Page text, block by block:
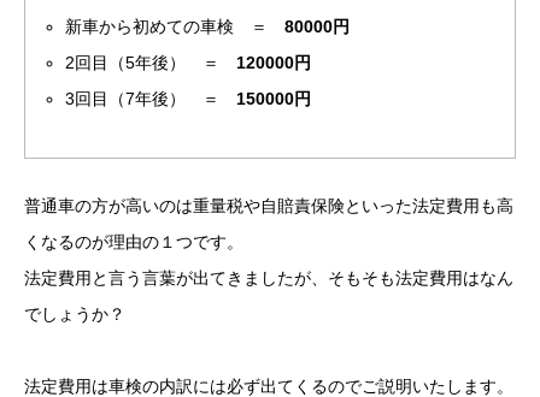
新車から初めての車検 ＝80000円
2回目（5年後） ＝ 120000円
3回目（7年後） ＝ 150000円
普通車の方が高いのは重量税や自賠責保険といった法定費用も高
くなるのが理由の１つです。
法定費用と言う言葉が出てきましたが、そもそも法定費用はなん
でしょうか？
法定費用は車検の内訳には必ず出てくるのでご説明いたします。